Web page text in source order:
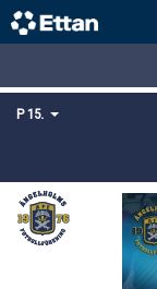
P 15.
HEM
TRUPPEN